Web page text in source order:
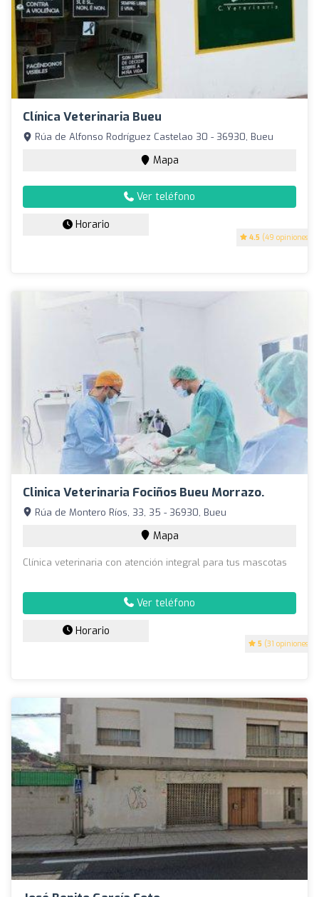
Clínica Veterinaria Bueu
4.5 (49 opiniones)
Rúa de Alfonso Rodríguez Castelao 30 - 36930, Bueu
Mapa
Ver teléfono
Horario
Clinica Veterinaria Fociños Bueu Morrazo.
5 (31 opiniones)
Rúa de Montero Ríos, 33, 35 - 36930, Bueu
Mapa
Clínica veterinaria con atención integral para tus mascotas
Ver teléfono
Horario